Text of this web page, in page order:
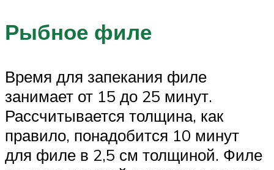
Рыбное филе
Время для запекания филе
занимает от 15 до 25 минут.
Рассчитывается толщина, как
правило, понадобится 10 минут
для филе в 2,5 см толщиной. Филе